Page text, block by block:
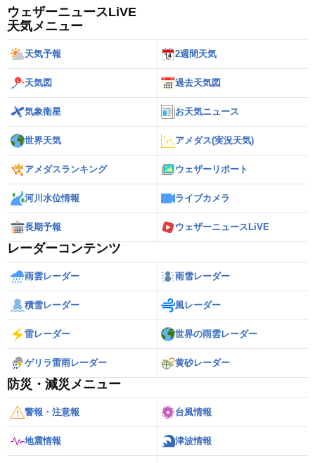
ウェザーニュースLiVE
天気メニュー
天気予報 2週間天気
天気図 過去天気図
気象衛星 お天気ニュース
世界天気 アメダス(実況天気)
アメダスランキング ウェザーリポート
河川水位情報 ライブカメラ
長期予報 ウェザーニュースLiVE
レーダーコンテンツ
雨雲レーダー 雨雪レーダー
積雪レーダー 風レーダー
雷レーダー 世界の雨雲レーダー
ゲリラ雷雨レーダー 黄砂レーダー
防災・減災メニュー
警報・注意報 台風情報
地震情報 津波情報